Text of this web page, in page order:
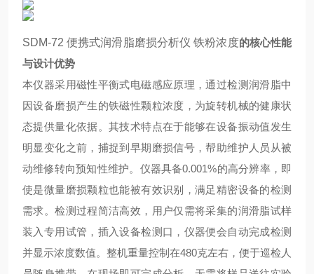
SDM-72 便携式润滑脂磨损分析仪 铁粉浓度的核心性能
与设计优势
本仪器采用磁性平衡式电磁感应原理，通过检测润滑脂中
因设备磨损产生的铁磁性颗粒浓度，为旋转机械的健康状
态提供量化依据。其技术特点在于能够在设备振动值发生
明显变化之前，捕捉到早期磨损信号，帮助维护人员从被
动维修转向预知性维护。仪器具备0.001%的高分辨率，即
使是微量磨损颗粒也能被有效识别，满足精密设备的检测
需求。检测过程简洁高效，用户仅需将采集的润滑脂试样
装入专用试管，插入设备检测口，仪器便会自动完成检测
并显示浓度数值。整机重量控制在480克左右，便于巡检人